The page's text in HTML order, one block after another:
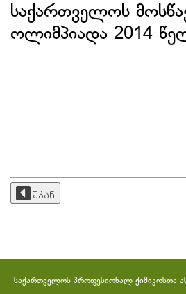
საქართველოს
ოლიმპიადა 2014
უკან
საქართველოს პროფესიონალ ქიმიკოსთა